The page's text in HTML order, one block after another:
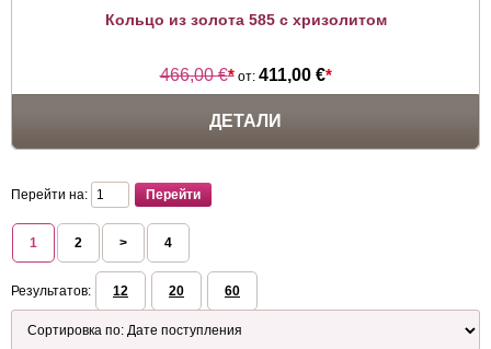
Кольцо из золота 585 с хризолитом
466,00 €*от: 411,00 €*
ДЕТАЛИ
Перейти на:
1 2 > 4
Результатов: 12 20 60